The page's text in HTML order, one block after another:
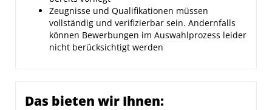
Zeugnisse und Qualifikationen müssen
vollständig und verifizierbar sein. Andernfalls
können Bewerbungen im Auswahlprozess leider
nicht berücksichtigt werden
Das bieten wir Ihnen: